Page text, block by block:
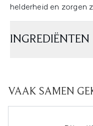
helderheid en zorgen
INGREDIËNTEN
VAAK SAMEN